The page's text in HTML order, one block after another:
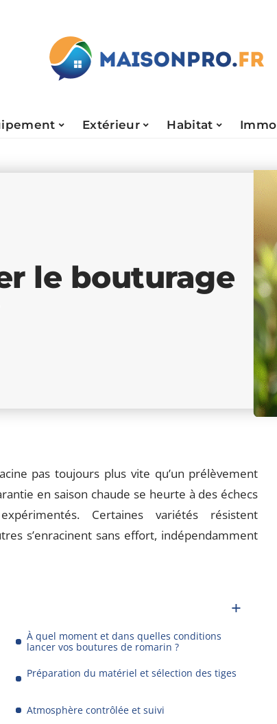
Extérieur Habitat Immo
le bouturage
pas toujours plus vite qu’un prélèvement
en saison chaude se heurte à des échecs
Certaines variétés résistent
s’enracinent sans effort, indépendamment
À quel moment et dans quelles conditions
lancer vos boutures de romarin ?
Préparation du matériel et sélection des tiges
Atmosphère contrôlée et suivi